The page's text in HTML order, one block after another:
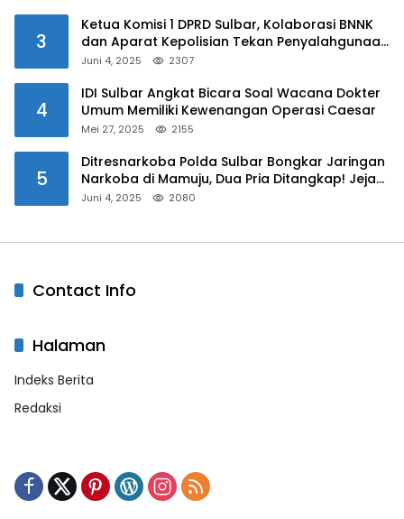
3
Ketua Komisi 1 DPRD Sulbar, Kolaborasi BNNK
dan Aparat Kepolisian Tekan Penyalahgunaan
Juni 4, 2025 2307
4
IDI Sulbar Angkat Bicara Soal Wacana Dokter
Umum Memiliki Kewenangan Operasi Caesar
Mei 27, 2025 2155
5
Ditresnarkoba Polda Sulbar Bongkar Jaringan
Narkoba di Mamuju, Dua Pria Ditangkap! Jejak
Juni 4, 2025 2080
Contact Info
Halaman
Indeks Berita
Redaksi